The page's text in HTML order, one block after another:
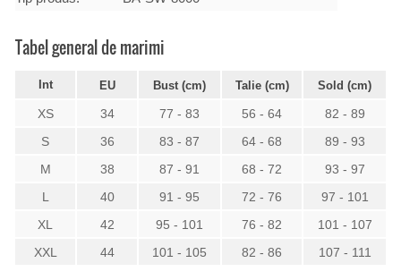
Tabel general de marimi
Int EU Bust (cm) Talie (cm) Sold (cm)
XS 34 77 - 83 56 - 64
82 - 89
S
36 83 - 87 64 - 68
89 - 93
M
38 87 - 91 68 - 72
93 - 97
L
40 91 - 95 72 - 76
97 - 101
XL
42 95 - 101 76 - 82
101 - 107
XXL
44 101 - 105 82 - 86 107 - 111